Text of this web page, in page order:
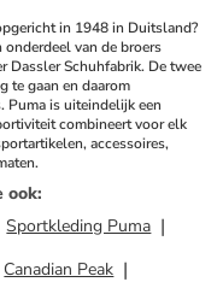
in 1948 in Duitsland?
van de broers
Dassler Schuhfabrik. De twee
te gaan en daarom
Puma is uiteindelijk een
combineert voor elk
accessoires,
ook:
Sportkleding Puma
Canadian Peak